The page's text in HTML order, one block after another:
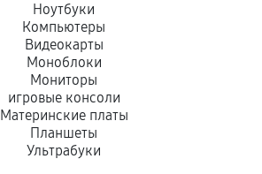
Ноутбуки
Компьютеры
Видеокарты
Моноблоки
Мониторы
игровые консоли
Материнские платы
Планшеты
Ультрабуки